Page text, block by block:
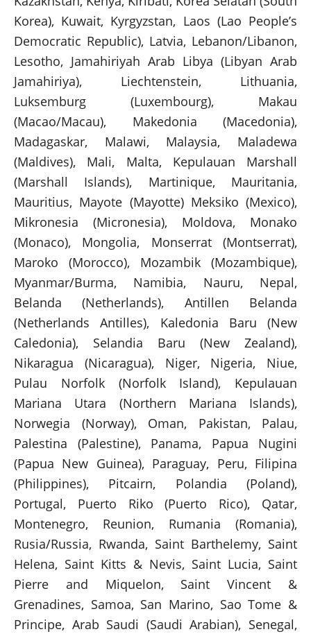
Korea), Kuwait, Kyrgyzstan, Laos (Lao People’s
Democratic Republic), Latvia, Lebanon/Libanon,
Lesotho, Jamahiriyah Arab Libya (Libyan Arab
Jamahiriya), Liechtenstein, Lithuania,
Luksemburg (Luxembourg), Makau
(Macao/Macau), Makedonia (Macedonia),
Madagaskar, Malawi, Malaysia, Maladewa
(Maldives), Mali, Malta, Kepulauan Marshall
(Marshall Islands), Martinique, Mauritania,
Mauritius, Mayote (Mayotte) Meksiko (Mexico),
Mikronesia (Micronesia), Moldova, Monako
(Monaco), Mongolia, Monserrat (Montserrat),
Maroko (Morocco), Mozambik (Mozambique),
Myanmar/Burma, Namibia, Nauru, Nepal,
Belanda (Netherlands), Antillen Belanda
(Netherlands Antilles), Kaledonia Baru (New
Caledonia), Selandia Baru (New Zealand),
Nikaragua (Nicaragua), Niger, Nigeria, Niue,
Pulau Norfolk (Norfolk Island), Kepulauan
Mariana Utara (Northern Mariana Islands),
Norwegia (Norway), Oman, Pakistan, Palau,
Palestina (Palestine), Panama, Papua Nugini
(Papua New Guinea), Paraguay, Peru, Filipina
(Philippines), Pitcairn, Polandia (Poland),
Portugal, Puerto Riko (Puerto Rico), Qatar,
Montenegro, Reunion, Rumania (Romania),
Rusia/Russia, Rwanda, Saint Barthelemy, Saint
Helena, Saint Kitts & Nevis, Saint Lucia, Saint
Pierre and Miquelon, Saint Vincent &
Grenadines, Samoa, San Marino, Sao Tome &
Principe, Arab Saudi (Saudi Arabian), Senegal,